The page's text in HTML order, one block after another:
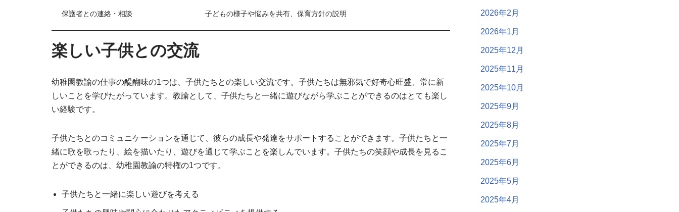
保護者との連絡・相談 子どもの様子や悩みを共有、保育方針の説明
楽しい子供との交流
幼稚園教諭の仕事の醍醐味の1つは、子供たちとの楽しい交流です。子供たちは無邪気で好奇心旺盛、常に新
しいことを学びたがっています。教諭として、子供たちと一緒に遊びながら学ぶことができるのはとても楽し
い経験です。
子供たちとのコミュニケーションを通じて、彼らの成長や発達をサポートすることができます。子供たちと一
緒に歌を歌ったり、絵を描いたり、遊びを通じて学ぶことを楽しんでいます。子供たちの笑顔や成長を見るこ
とができるのは、幼稚園教諭の特権の1つです。
子供たちと一緒に楽しい遊びを考える
2026年2月
2026年1月
2025年12月
2025年11月
2025年10月
2025年9月
2025年8月
2025年7月
2025年6月
2025年5月
2025年4月